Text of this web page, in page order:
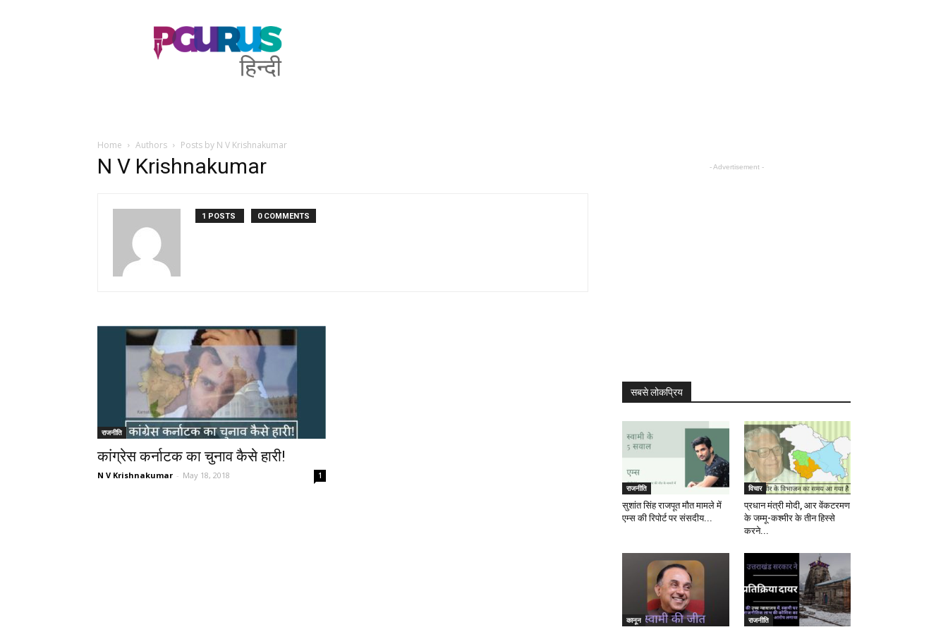
PGurus
Hindi
Home Authors Posts by N V Krishnakumar
N V Krishnakumar
1 POSTS 0 COMMENTS
राजनीति
कांग्रेस कर्नाटक का चुनाव कैसे हारी!
N V Krishnakumar - May 18, 2018 1
- Advertisement -
सबसे लोकप्रिय
राजनीति
सुशांत सिंह राजपूत मौत मामले में
एम्स की रिपोर्ट पर संसदीय...
विचार
प्रधान मंत्री मोदी, आर वेंकटरमण
के जम्मू-कश्मीर के तीन हिस्से
करने...
कानून राजनीति